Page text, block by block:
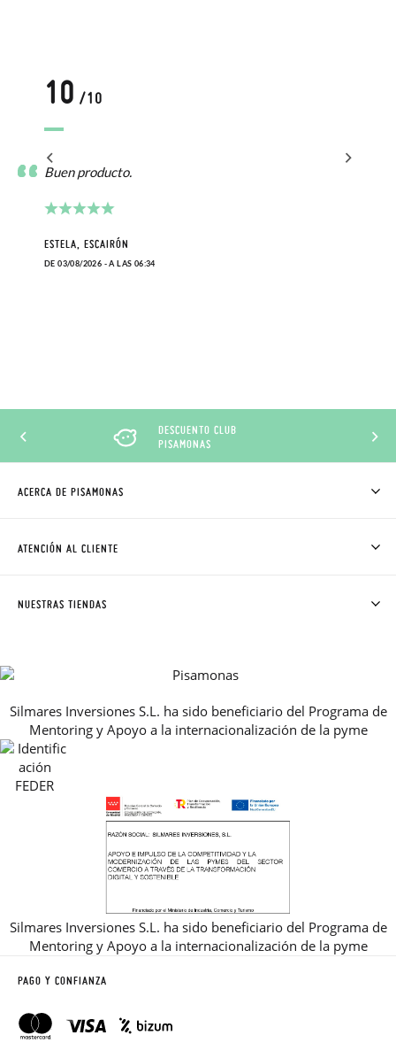
10 /10
Buen producto.
ESTELA, ESCAIRÓN
DE 03/08/2026 - A LAS 06:34
DESCUENTO CLUB
PISAMONAS
ACERCA DE PISAMONAS
CÓMO COMPRAR
AVISO LEGAL, PRIVACIDAD Y COOKIES
GUIA DE TALLAS
REBAJAS
ATENCIÓN AL CLIENTE
NUESTRAS TIENDAS
Silmares Inversiones S.L. ha sido beneficiario del Programa de
Mentoring y Apoyo a la internacionalización de la pyme
Silmares Inversiones S.L. ha sido beneficiario del Programa de
Mentoring y Apoyo a la internacionalización de la pyme
PAGO Y CONFIANZA